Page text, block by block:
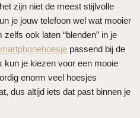
zijn niet de meest stijlvolle
je jouw telefoon wel wat mooier
ook laten “blenden” in je
passend bij de
kun je kiezen voor een mooie
enorm veel hoesjes
dus altijd iets dat past binnen je